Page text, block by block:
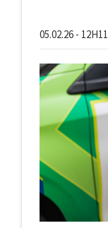
05.02.26 - 12H11